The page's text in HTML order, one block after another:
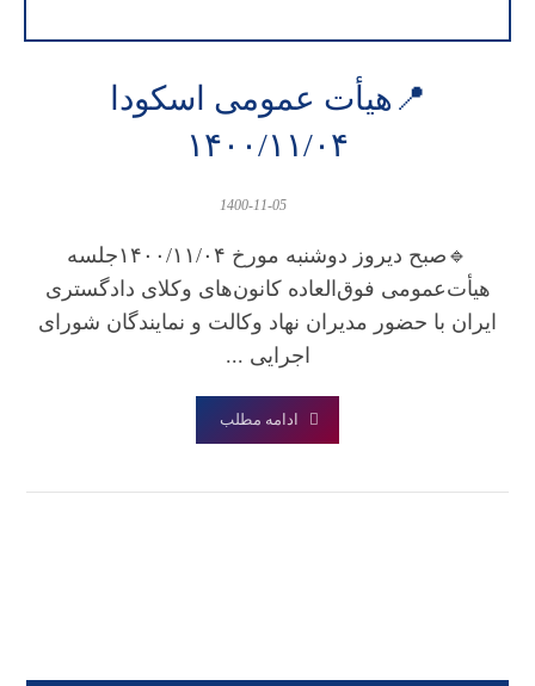
📍هیأت عمومی اسکودا
۱۴۰۰/۱۱/۰۴
1400-11-05
🔹صبح دیروز دوشنبه مورخ ۱۴۰۰/۱۱/۰۴جلسه
هیأت‌عمومی فوق‌العاده کانون‌های وکلای دادگستری
ایران با حضور مدیران نهاد وکالت و نمایندگان شورای
اجرایی ...
ادامه مطلب